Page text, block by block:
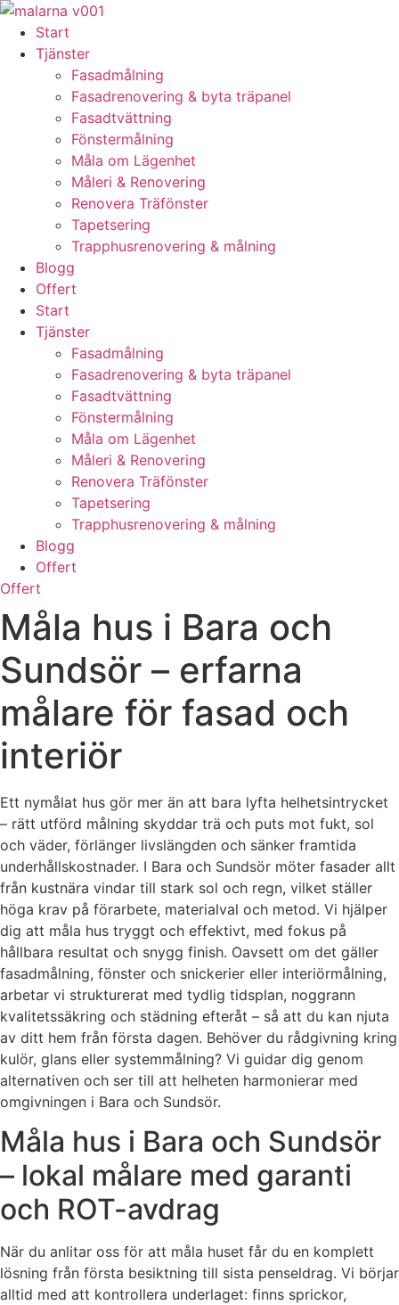
Skip
content
Start
Tjänster
Fasadmålning
Fasadrenovering & byta träpanel
Fasadtvättning
Fönstermålning
Måla om Lägenhet
Måleri & Renovering
Renovera Träfönster
Tapetsering
Trapphusrenovering & målning
Blogg
Offert
Start
Tjänster
Fasadmålning
Fasadrenovering & byta träpanel
Fasadtvättning
Fönstermålning
Måla om Lägenhet
Måleri & Renovering
Renovera Träfönster
Tapetsering
Trapphusrenovering & målning
Blogg
Offert
Offert
Måla hus i Bara och
Sundsör – erfarna
målare för fasad och
interiör
Ett nymålat hus gör mer än att bara lyfta helhetsintrycket
– rätt utförd målning skyddar trä och puts mot fukt, sol
och väder, förlänger livslängden och sänker framtida
underhållskostnader. I Bara och Sundsör möter fasader allt
från kustnära vindar till stark sol och regn, vilket ställer
höga krav på förarbete, materialval och metod. Vi hjälper
dig att måla hus tryggt och effektivt, med fokus på
hållbara resultat och snygg finish. Oavsett om det gäller
fasadmålning, fönster och snickerier eller interiörmålning,
arbetar vi strukturerat med tydlig tidsplan, noggrann
kvalitetssäkring och städning efteråt – så att du kan njuta
av ditt hem från första dagen. Behöver du rådgivning kring
kulör, glans eller systemmålning? Vi guidar dig genom
alternativen och ser till att helheten harmonierar med
omgivningen i Bara och Sundsör.
Måla hus i Bara och Sundsör
– lokal målare med garanti
och ROT-avdrag
När du anlitar oss för att måla huset får du en komplett
lösning från första besiktning till sista penseldrag. Vi börjar
alltid med att kontrollera underlaget: finns sprickor,